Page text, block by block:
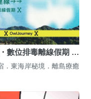
數位排毒離線假期 …
東海岸秘境．離島療癒